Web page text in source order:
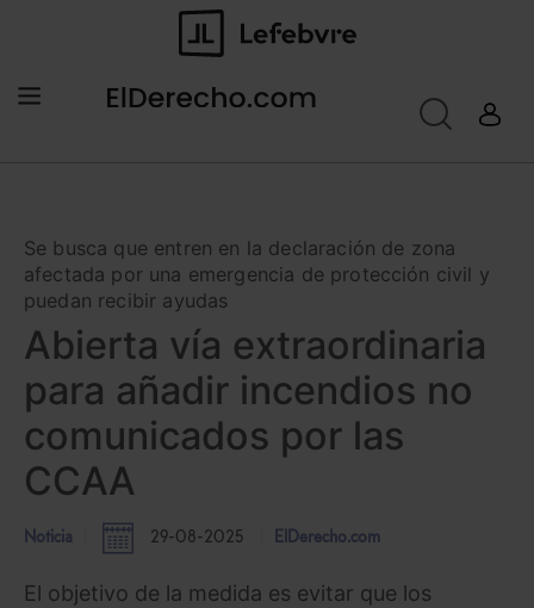
Se busca que entren en la declaración de zona
afectada por una emergencia de protección civil y
puedan recibir ayudas
Abierta vía extraordinaria
para añadir incendios no
comunicados por las
CCAA
Noticia 29-08-2025 ElDerecho.com
El objetivo de la medida es evitar que los